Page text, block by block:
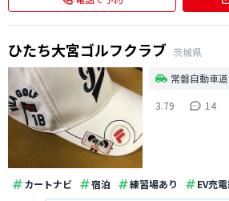
ひたち大宮ゴルフクラブ 茨城県
常磐自動車
3.79
14
カートナビ 宿泊 練習場あり EV充